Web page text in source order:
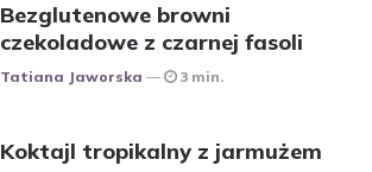
Bezglutenowe browni
czekoladowe z czarnej fasoli
Posted
Tatiana Jaworska 3 min.
Koktajl tropikalny z jarmużem